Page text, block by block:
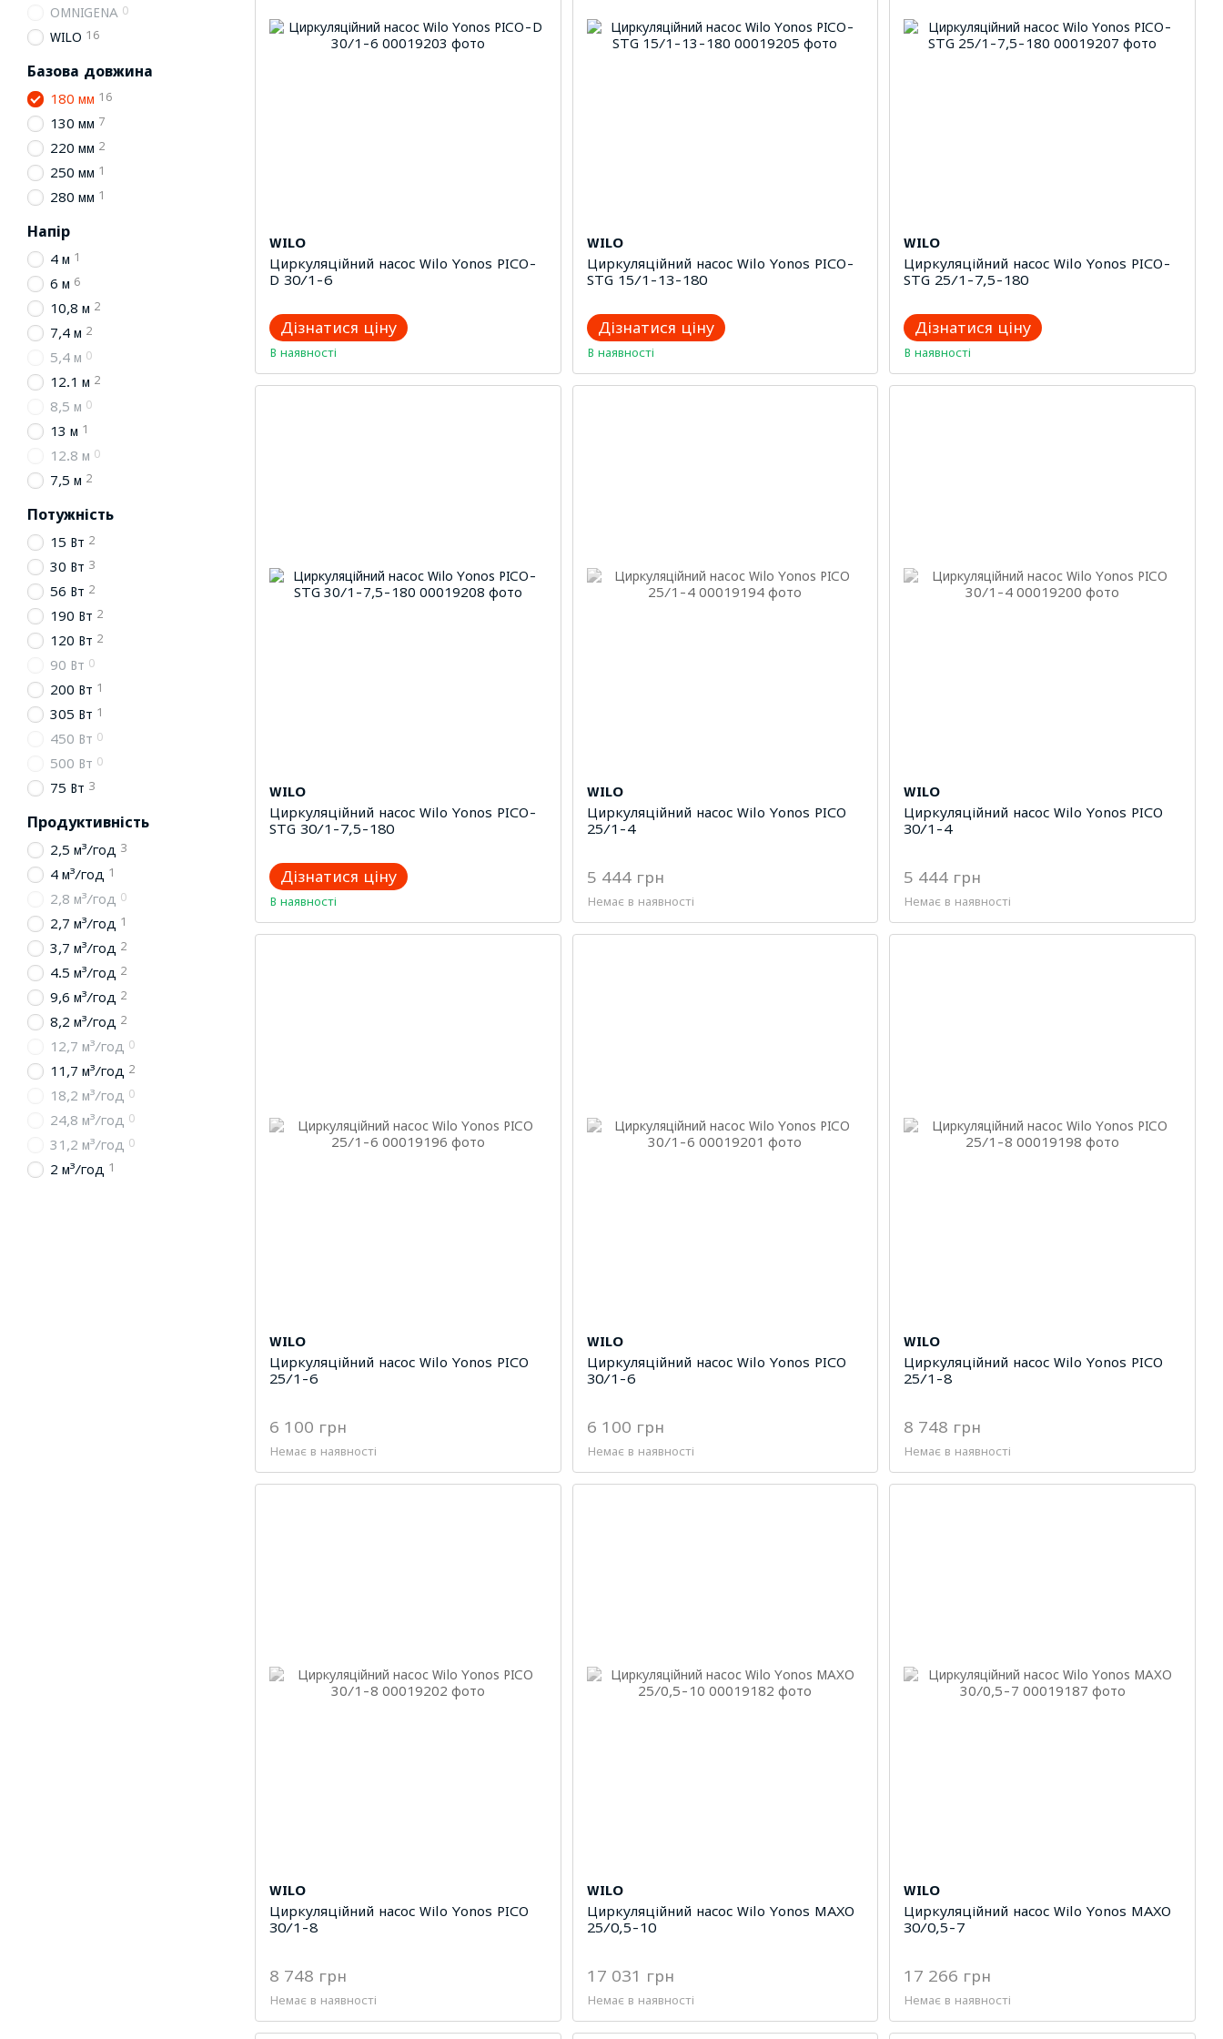
WILO
Циркуляційний насос Wilo Yonos PICO-
D 30/1-6
Дізнатися ціну
В наявності
WILO
Циркуляційний насос Wilo Yonos PICO-
STG 15/1-13-180
Дізнатися ціну
В наявності
WILO
Циркуляційний насос Wilo Yonos PICO-
STG 25/1-7,5-180
Дізнатися ціну
В наявності
WILO
Циркуляційний насос Wilo Yonos PICO-
STG 30/1-7,5-180
Дізнатися ціну
В наявності
WILO
Циркуляційний насос Wilo Yonos PICO
25/1-4
5 444 грн
Немає в наявності
WILO
Циркуляційний насос Wilo Yonos PICO
30/1-4
5 444 грн
Немає в наявності
WILO
Циркуляційний насос Wilo Yonos PICO
25/1-6
6 100 грн
Немає в наявності
WILO
Циркуляційний насос Wilo Yonos PICO
30/1-6
6 100 грн
Немає в наявності
WILO
Циркуляційний насос Wilo Yonos PICO
25/1-8
8 748 грн
Немає в наявності
WILO
Циркуляційний насос Wilo Yonos PICO
30/1-8
8 748 грн
Немає в наявності
WILO
Циркуляційний насос Wilo Yonos MAXO
25/0,5-10
17 031 грн
Немає в наявності
WILO
Циркуляційний насос Wilo Yonos MAXO
30/0,5-7
17 266 грн
Немає в наявності
OMNIGENA 0
WILO 16
Базова довжина
180 мм 16
130 мм 7
220 мм 2
250 мм 1
280 мм 1
Напір
4 м 1
6 м 6
10,8 м 2
7,4 м 2
5,4 м 0
12.1 м 2
8,5 м 0
13 м 1
12.8 м 0
7,5 м 2
Потужність
15 Вт 2
30 Вт 3
56 Вт 2
190 Вт 2
120 Вт 2
90 Вт 0
200 Вт 1
305 Вт 1
450 Вт 0
500 Вт 0
75 Вт 3
Продуктивність
2,5 м³/год 3
4 м³/год 1
2,8 м³/год 0
2,7 м³/год 1
3,7 м³/год 2
4.5 м³/год 2
9,6 м³/год 2
8,2 м³/год 2
12,7 м³/год 0
11,7 м³/год 2
18,2 м³/год 0
24,8 м³/год 0
31,2 м³/год 0
2 м³/год 1